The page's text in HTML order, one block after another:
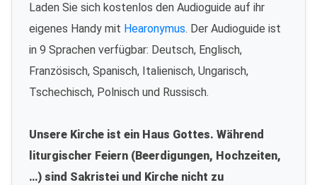
Laden Sie sich kostenlos den Audioguide auf ihr
eigenes Handy mit Hearonymus. Der Audioguide ist
in 9 Sprachen verfügbar: Deutsch, Englisch,
Französisch, Spanisch, Italienisch, Ungarisch,
Tschechisch, Polnisch und Russisch.
Unsere Kirche ist ein Haus Gottes. Während
liturgischer Feiern (Beerdigungen, Hochzeiten,
…) sind Sakristei und Kirche nicht zu